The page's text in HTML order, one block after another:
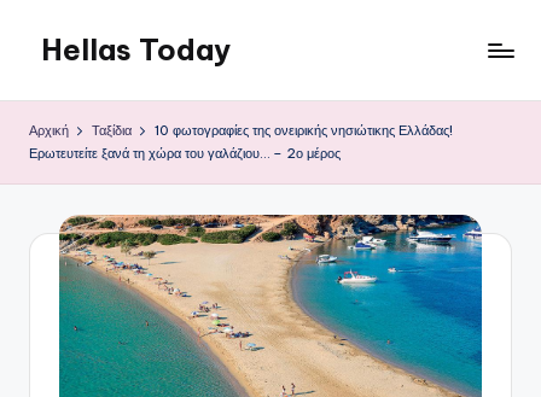
Μετάβαση
περιεχόμενο
Hellas Today
Αρχική Ταξίδια
10 φωτογραφίες της ονειρικής νησιώτικης Ελλάδας!
Ερωτευτείτε ξανά τη χώρα του γαλάζιου… – 2ο μέρος